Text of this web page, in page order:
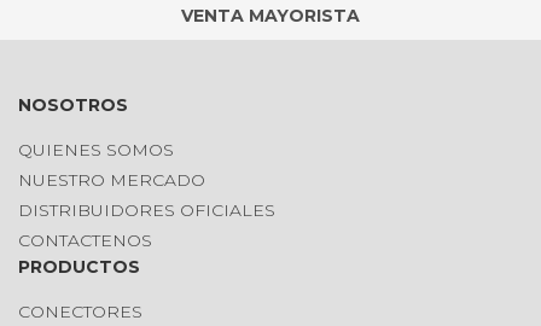
VENTA MAYORISTA
NOSOTROS
QUIENES SOMOS
NUESTRO MERCADO
DISTRIBUIDORES OFICIALES
CONTACTENOS
PRODUCTOS
CONECTORES